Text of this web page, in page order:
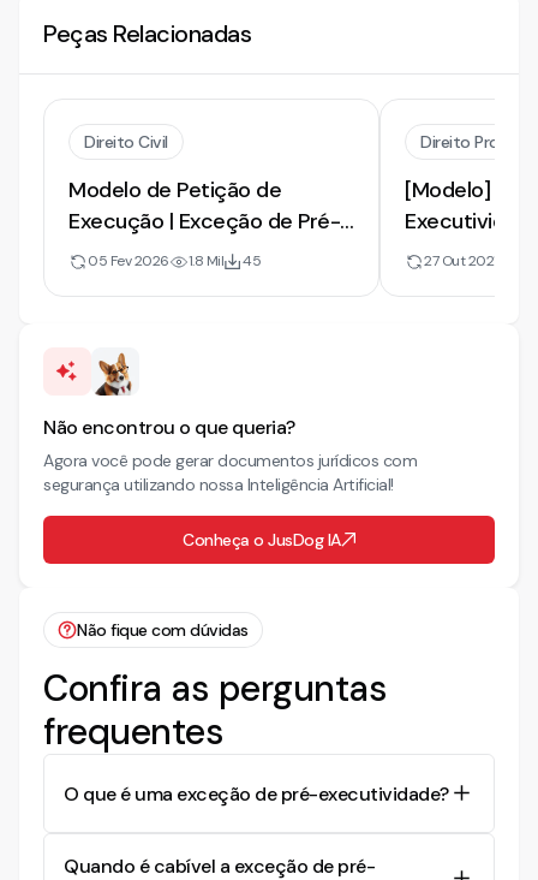
Peças Relacionadas
Direito Civil
Modelo de Petição de
Execução | Exceção de Pré-
Executividade | 2026
05 Fev 2026 1.8 Mil 45
Direito
[Modelo] de
de Título
27 Out 2021
Não encontrou o que queria?
Agora você pode gerar documentos jurídicos com
segurança utilizando nossa Inteligência Artificial!
Conheça o JusDog IA
Não fique com dúvidas
Confira as perguntas
frequentes
O que é uma exceção de pré-executividade?
mecanismo jurídico que permite ao executado
Quando é cabível a exceção de pré-